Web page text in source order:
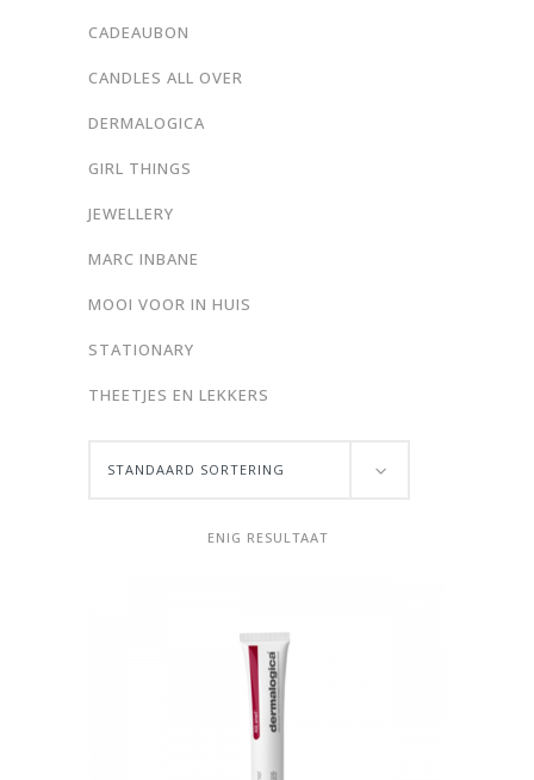
STANDAARD SORTERING
ENIG RESULTAAT
CADEAUBON
CANDLES ALL OVER
DERMALOGICA
GIRL THINGS
JEWELLERY
MARC INBANE
MOOI VOOR IN HUIS
STATIONARY
THEETJES EN LEKKERS